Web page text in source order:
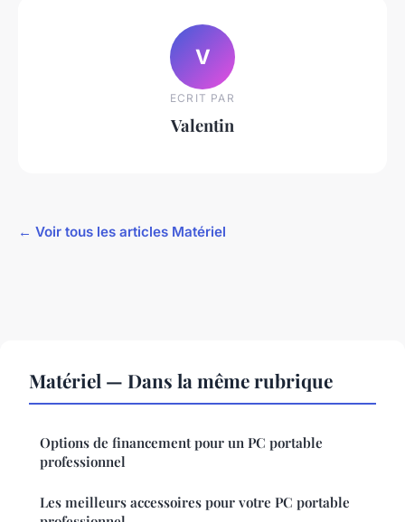
V
ECRIT PAR
Valentin
← Voir tous les articles Matériel
Matériel — Dans la même rubrique
Options de financement pour un PC portable
professionnel
Les meilleurs accessoires pour votre PC portable